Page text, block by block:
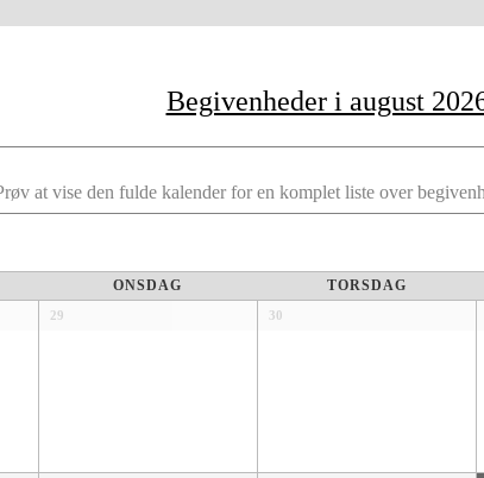
Begivenheder i august
at vise den fulde kalender for en komplet liste over
ONSDAG TORSDAG
29 30